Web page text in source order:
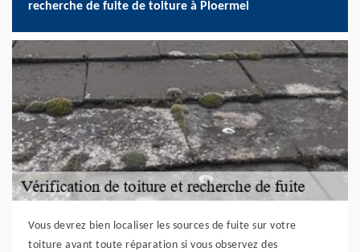
recherche de fuite de toiture à Ploermel
Vous devrez bien localiser les sources de fuite sur votre
toiture avant toute réparation si vous observez des